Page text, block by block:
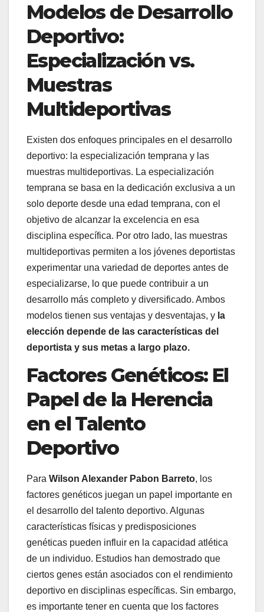
Modelos de Desarrollo
Deportivo:
Especialización vs.
Muestras
Multideportivas
Existen dos enfoques principales en el desarrollo
deportivo: la especialización temprana y las
muestras multideportivas. La especialización
temprana se basa en la dedicación exclusiva a un
solo deporte desde una edad temprana, con el
objetivo de alcanzar la excelencia en esa
disciplina específica. Por otro lado, las muestras
multideportivas permiten a los jóvenes deportistas
experimentar una variedad de deportes antes de
especializarse, lo que puede contribuir a un
desarrollo más completo y diversificado. Ambos
modelos tienen sus ventajas y desventajas, y la
elección depende de las características del
deportista y sus metas a largo plazo.
Factores Genéticos: El
Papel de la Herencia
en el Talento
Deportivo
Para Wilson Alexander Pabon Barreto, los
factores genéticos juegan un papel importante en
el desarrollo del talento deportivo. Algunas
características físicas y predisposiciones
genéticas pueden influir en la capacidad atlética
de un individuo. Estudios han demostrado que
ciertos genes están asociados con el rendimiento
deportivo en disciplinas específicas. Sin embargo,
es importante tener en cuenta que los factores